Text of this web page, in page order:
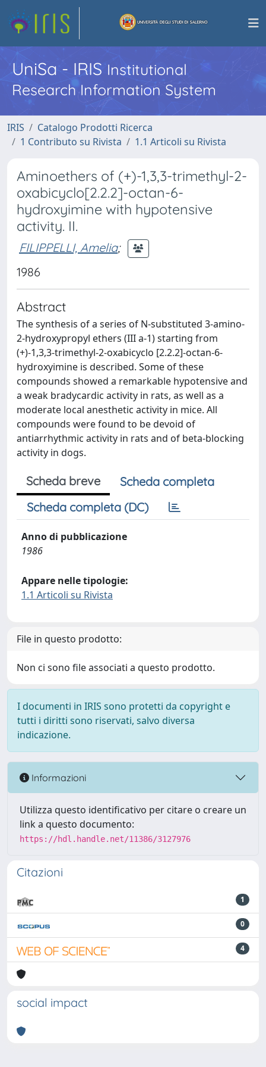
UniSa - IRISInstitutional
Research Information System
IRIS
Catalogo Prodotti Ricerca
1 Contributo su Rivista
1.1 Articoli su Rivista
Aminoethers of (+)-1,3,3-trimethyl-2-
oxabicyclo[2.2.2]-octan-6-
hydroxyimine with hypotensive
activity. II.
FILIPPELLI, Amelia;
1986
Abstract
The synthesis of a series of N-substituted 3-amino-
2-hydroxypropyl ethers (III a-1) starting from
(+)-1,3,3-trimethyl-2-oxabicyclo [2.2.2]-octan-6-
hydroxyimine is described. Some of these
compounds showed a remarkable hypotensive and
a weak bradycardic activity in rats, as well as a
moderate local anesthetic activity in mice. All
compounds were found to be devoid of
antiarrhythmic activity in rats and of beta-blocking
activity in dogs.
Scheda breve
Scheda completa
Scheda completa (DC)
Anno di pubblicazione
1986
Appare nelle tipologie:
1.1 Articoli su Rivista
File in questo prodotto:
Non ci sono file associati a questo prodotto.
I documenti in IRIS sono protetti da copyright e
tutti i diritti sono riservati, salvo diversa
indicazione.
Informazioni
Utilizza questo identificativo per citare o creare un
link a questo documento:
https://hdl.handle.net/11386/3127976
Citazioni
1
0
4
social impact